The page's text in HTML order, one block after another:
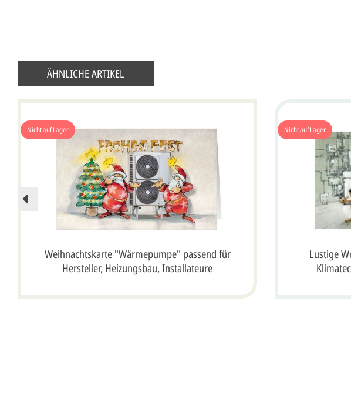
ÄHNLICHE ARTIKEL
Nicht auf Lager
Weihnachtskarte "Wärmepumpe" passend für
Hersteller, Heizungsbau, Installateure
Nicht auf Lager
Lustige